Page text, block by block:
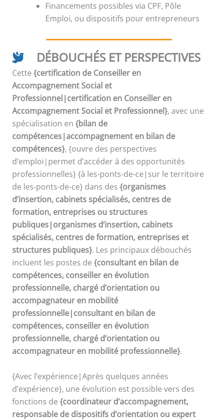
Financements possibles via CPF, Pôle
Emploi, ou dispositifs pour entrepreneurs
DÉBOUCHÉS ET PERSPECTIVES
Cette {certification de Conseiller en
Accompagnement Social et
Professionnel|certification en Conseiller en
Accompagnement Social et Professionnel}, avec une
spécialisation en {bilan de
compétences|accompagnement en bilan de
compétences}, {ouvre des perspectives
d’emploi|permet d’accéder à des opportunités
professionnelles} {à les-ponts-de-ce|sur le territoire
de les-ponts-de-ce} dans des {organismes
d’insertion, cabinets spécialisés, centres de
formation, entreprises ou structures
publiques|organismes d’insertion, cabinets
spécialisés, centres de formation, entreprises et
structures publiques}. Les principaux débouchés
incluent les postes de {consultant en bilan de
compétences, conseiller en évolution
professionnelle, chargé d’orientation ou
accompagnateur en mobilité
professionnelle|consultant en bilan de
compétences, conseiller en évolution
professionnelle, chargé d’orientation ou
accompagnateur en mobilité professionnelle}.
{Avec l’expérience|Après quelques années
d’expérience}, une évolution est possible vers des
fonctions de {coordinateur d’accompagnement,
responsable de dispositifs d’orientation ou expert